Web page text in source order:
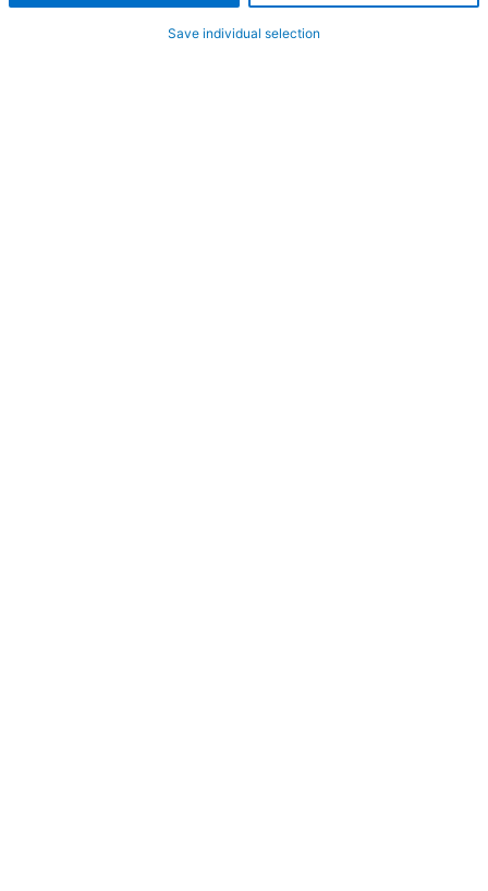
Save individual selection